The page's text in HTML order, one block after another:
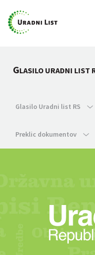
GLASILO URADNI LIST
Glasilo Uradni list RS
Preklic dokumentov